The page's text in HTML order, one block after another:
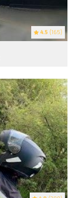
4.5 (165)